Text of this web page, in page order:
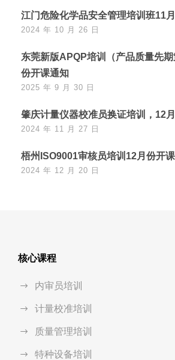
江门危险化学品安全管理培训班11
2024 年 10 月 26 日
东莞新版APQP培训（产品质量先期
份开课通知
2025 年 9 月 30 日
肇庆计量仪器校准员换证培训，12
2024 年 11 月 27 日
梧州ISO9001审核员培训12月份开
2024 年 12 月 20 日
核心课程
内审员培训
计量校准培训
质量管理培训
特种设备培训